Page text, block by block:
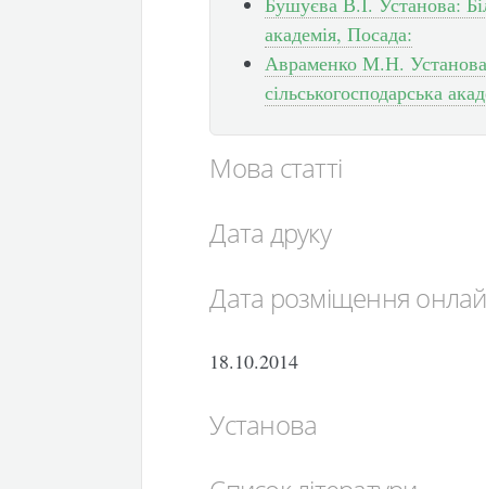
академія, Посада:
Авраменко М.Н.
сільськогосподарська
Мова статті
Дата друку
Дата розміщення
18.10.2014
Установа